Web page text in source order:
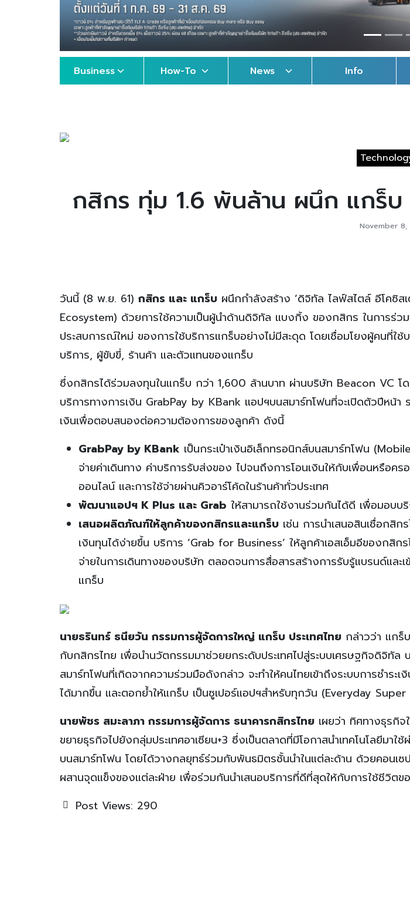
Business How-To News Info
กสิกร ทุ่ม 1.6 พันล้าน ผนึก แกร็
November 8,
วันนี้ (8 พ.ย. 61) กสิกร และ แกร็บ ผนึกกำลังสร้าง ‘ดิจิทัล ไลฟ์สไตล์ อีโคซิส
Ecosystem) ด้วยการใช้ความเป็นผู้นำด้านดิจิทัล แบงกิ้ง ของกสิกร ในการร่
ประสบการณ์ใหม่ ของการใช้บริการแกร็บอย่างไม่มีสะดุด โดยเชื่อมโยงผู้คนที่ใ
บริการ, ผู้ขับขี่, ร้านค้า และตัวแทนของแกร็บ
ซึ่งกสิกรได้ร่วมลงทุนในแกร็บ กว่า 1,600 ล้านบาท ผ่านบริษัท Beacon VC โ
บริการทางการเงิน GrabPay by KBank แอปฯบนสมาร์ทโฟนที่จะเปิดตัวปีหน้า
เงินเพื่อตอบสนองต่อความต้องการของลูกค้า ดังนี้
GrabPay by KBank เป็นกระเป๋าเงินอิเล็กทรอนิกส์บนสมาร์ทโฟน
จ่ายค่าเดินทาง ค่าบริการรับส่งของ ไปจนถึงการโอนเงินให้กับเพื่อนหรือค
ออนไลน์ และการใช้จ่ายผ่านคิวอาร์โค้ดในร้านค้าทั่วประเทศ
พัฒนาแอปฯ K Plus และ Grab ให้สามารถใช้งานร่วมกันได้ดี เพื่อมอบบ
เสนอผลิตภัณฑ์ให้ลูกค้าของกสิกรและแกร็บ เช่น การนำเสนอสินเชื่อกสิก
เงินทุนได้ง่ายขึ้น บริการ ‘Grab for Business’ ให้ลูกค้าเอสเอ็มอีของกสิก
จ่ายในการเดินทางของบริษัท ตลอดจนการสื่อสารสร้างการรับรู้แบรนด์และ
แกร็บ
นายธรินทร์ ธนียวัน กรรมการผู้จัดการใหญ่ แกร็บ ประเทศไทย กล่าวว่า แกร็
กับกสิกรไทย เพื่อนำนวัตกรรมมาช่วยยกระดับประเทศไปสู่ระบบเศรษฐกิจดิจิทัล
สมาร์ทโฟนที่เกิดจากความร่วมมือดังกล่าว จะทำให้คนไทยเข้าถึงระบบการชำระ
ได้มากขึ้น และตอกย้ำให้แกร็บ เป็นซูเปอร์แอปฯสำหรับทุกวัน (Everyday
นายพัชร สมะลาภา กรรมการผู้จัดการ ธนาคารกสิกรไทย เผยว่า ทิศทางธุรกิ
ขยายธุรกิจไปยังกลุ่มประเทศอาเซียน+3 ซึ่งเป็นตลาดที่มีโอกาสนำเทคโนโลยีมา
บนสมาร์ทโฟน โดยได้วางกลยุทธ์ร่วมกับพันธมิตรชั้นนำในแต่ละด้าน ด้วยคอนเ
ผสานจุดแข็งของแต่ละฝ่าย เพื่อร่วมกันนำเสนอบริการที่ดีที่สุดให้กับการใช้ชีวิตข
Post Views: 290